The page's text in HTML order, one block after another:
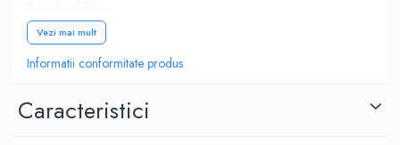
7. Product length: 25cm
Vezi mai mult
Informatii conformitate produs
Caracteristici